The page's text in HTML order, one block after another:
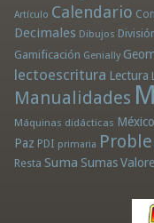
Artículo Calendario
Decimales Dibujos
Gamificación Genially
lectoescritura Lectura
Manualidades
Máquinas didácticas México
Paz PDI primaria
Resta Suma Sumas